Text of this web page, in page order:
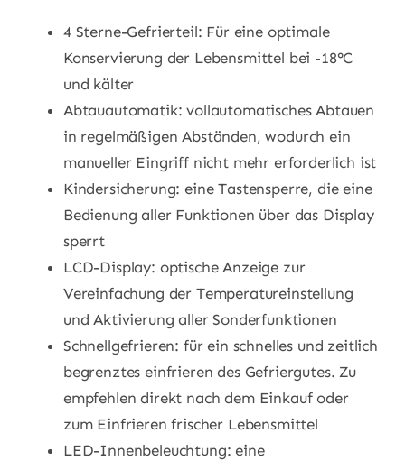
4 Sterne-Gefrierteil: Für eine optimale
Konservierung der Lebensmittel bei -18°C
und kälter
Abtauautomatik: vollautomatisches Abtauen
in regelmäßigen Abständen, wodurch ein
manueller Eingriff nicht mehr erforderlich ist
Kindersicherung: eine Tastensperre, die eine
Bedienung aller Funktionen über das Display
sperrt
LCD-Display: optische Anzeige zur
Vereinfachung der Temperatureinstellung
und Aktivierung aller Sonderfunktionen
Schnellgefrieren: für ein schnelles und zeitlich
begrenztes einfrieren des Gefriergutes. Zu
empfehlen direkt nach dem Einkauf oder
zum Einfrieren frischer Lebensmittel
LED-Innenbeleuchtung: eine